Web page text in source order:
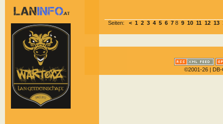
Seiten: < 1 2 3 4 5 6 7 8 9 10 11 12 13
©2001-26 |